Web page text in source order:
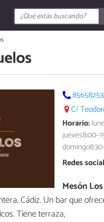
C/
Horario:
Redes
Mesón
Cádiz. Un bar que
Tiene terraza,